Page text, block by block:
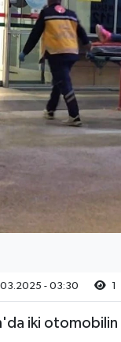
- 03:30
iki otomobilin